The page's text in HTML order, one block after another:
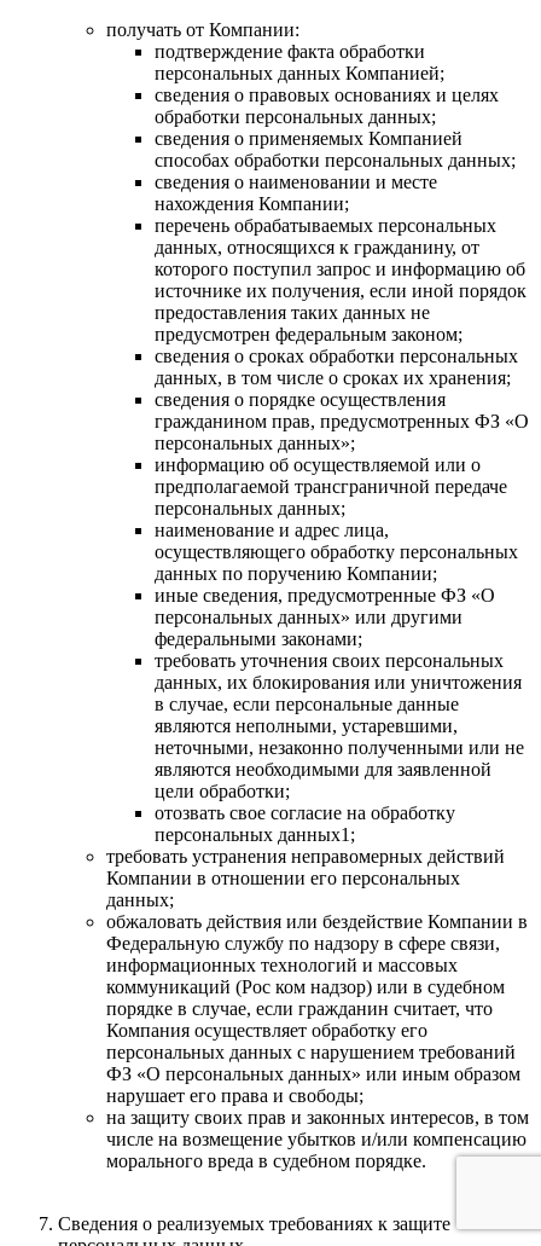
получать от Компании:
подтверждение факта обработки
персональных данных Компанией;
сведения о правовых основаниях и целях
обработки персональных данных;
сведения о применяемых Компанией
способах обработки персональных данных;
сведения о наименовании и месте
нахождения Компании;
перечень обрабатываемых персональных
данных, относящихся к гражданину, от
которого поступил запрос и информацию об
источнике их получения, если иной порядок
предоставления таких данных не
предусмотрен федеральным законом;
сведения о сроках обработки персональных
данных, в том числе о сроках их хранения;
сведения о порядке осуществления
гражданином прав, предусмотренных ФЗ «О
персональных данных»;
информацию об осуществляемой или о
предполагаемой трансграничной передаче
персональных данных;
наименование и адрес лица,
осуществляющего обработку персональных
данных по поручению Компании;
иные сведения, предусмотренные ФЗ «О
персональных данных» или другими
федеральными законами;
требовать уточнения своих персональных
данных, их блокирования или уничтожения
в случае, если персональные данные
являются неполными, устаревшими,
неточными, незаконно полученными или не
являются необходимыми для заявленной
цели обработки;
отозвать свое согласие на обработку
персональных данных1;
требовать устранения неправомерных действий
Компании в отношении его персональных
данных;
обжаловать действия или бездействие Компании в
Федеральную службу по надзору в сфере связи,
информационных технологий и массовых
коммуникаций (Рос ком надзор) или в судебном
порядке в случае, если гражданин считает, что
Компания осуществляет обработку его
персональных данных с нарушением требований
ФЗ «О персональных данных» или иным образом
нарушает его права и свободы;
на защиту своих прав и законных интересов, в том
числе на возмещение убытков и/или компенсацию
морального вреда в судебном порядке.
Сведения о реализуемых требованиях к защите